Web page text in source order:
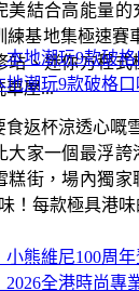
美結合高能量
練基地集極速賽
站、迷你方程
車屋...
地潮玩9款破格
食返杯涼透心嘅
大家一個最浮
糕街，場內獨家
！每款極具港味